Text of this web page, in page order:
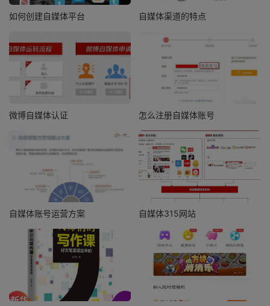
如何创建自媒体平台 自媒体渠道的特点
微博自媒体认证 怎么注册自媒体账号
自媒体账号运营方案 自媒体315网站